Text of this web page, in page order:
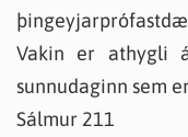
Vakin er athygli
sunnudaginn sem
Sálmur 211